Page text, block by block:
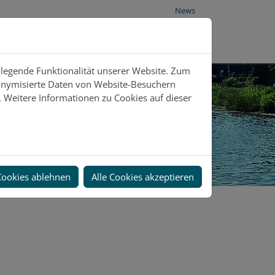
News
Funktionalität unserer Website. Zum
Daten von Website-Besuchern
Informationen zu Cookies auf dieser
ablehnen Alle Cookies akzeptieren